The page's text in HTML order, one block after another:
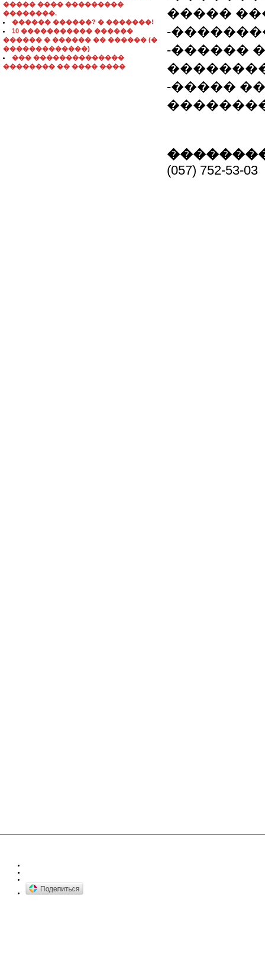
����� ���� ���������
��������.
������ ������? � �������!
10 ����������� ������
������ � ������ �� ������ (�
�������������)
��� ��������������
�������� �� ���� ����
�����
-
-������
-�����
(057) 752-53-03